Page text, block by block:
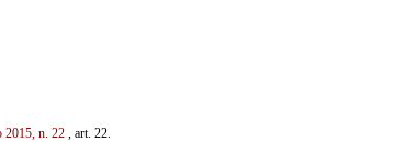
2015, n. 22, art. 22.